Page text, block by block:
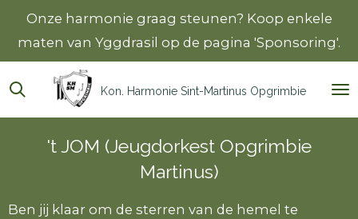
direct
naar
de
hoofdinhoud
Kon. Harmonie Sint-Martinus Opgrimbie
Onze harmonie graag steunen? Koop enkele
maten van Yggdrasil op de pagina 'Sponsoring'.
't JOM (Jeugdorkest Opgrimbie
Martinus)
Ben jij klaar om de sterren van de hemel te